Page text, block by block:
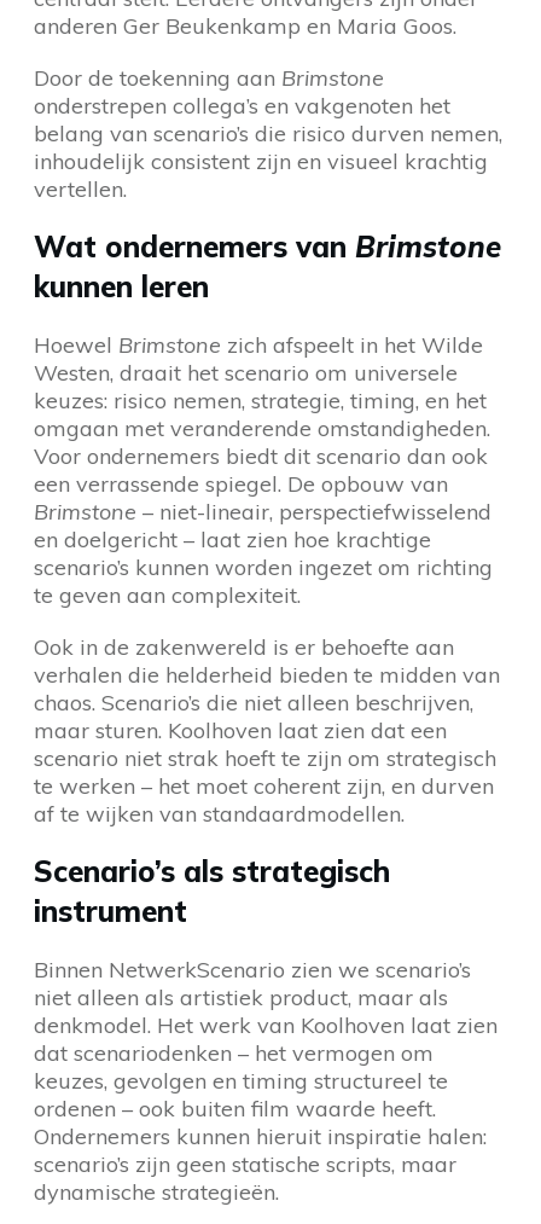
anderen Ger Beukenkamp en Maria Goos.
Door de toekenning aan Brimstone
onderstrepen collega’s en vakgenoten het
belang van scenario’s die risico durven nemen,
inhoudelijk consistent zijn en visueel krachtig
vertellen.
Wat ondernemers van Brimstone
kunnen leren
Hoewel Brimstone zich afspeelt in het Wilde
Westen, draait het scenario om universele
keuzes: risico nemen, strategie, timing, en het
omgaan met veranderende omstandigheden.
Voor ondernemers biedt dit scenario dan ook
een verrassende spiegel. De opbouw van
Brimstone – niet-lineair, perspectiefwisselend
en doelgericht – laat zien hoe krachtige
scenario’s kunnen worden ingezet om richting
te geven aan complexiteit.
Ook in de zakenwereld is er behoefte aan
verhalen die helderheid bieden te midden van
chaos. Scenario’s die niet alleen beschrijven,
maar sturen. Koolhoven laat zien dat een
scenario niet strak hoeft te zijn om strategisch
te werken – het moet coherent zijn, en durven
af te wijken van standaardmodellen.
Scenario’s als strategisch
instrument
Binnen NetwerkScenario zien we scenario’s
niet alleen als artistiek product, maar als
denkmodel. Het werk van Koolhoven laat zien
dat scenariodenken – het vermogen om
keuzes, gevolgen en timing structureel te
ordenen – ook buiten film waarde heeft.
Ondernemers kunnen hieruit inspiratie halen:
scenario’s zijn geen statische scripts, maar
dynamische strategieën.